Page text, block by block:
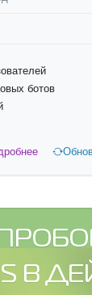
ботов
В